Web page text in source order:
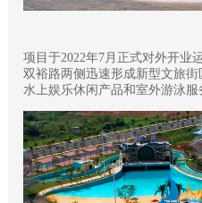
项目于2022年7月正式对外开业
双裕路两侧迅速形成新型文旅
水上娱乐休闲产品和室外游泳服